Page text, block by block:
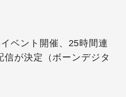
ベント開催、25時間連
が決定（ボーンデジタ